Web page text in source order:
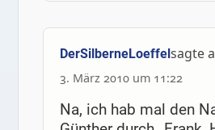
DerSilberneLoeffelsagte
3. März 2010 um 11:22
Na, ich hab mal den